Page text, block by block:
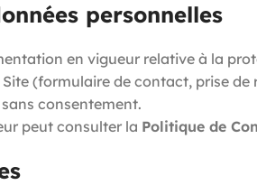
personnelles
en vigueur relative à la
(formulaire de contact, prise
consentement.
peut consulter la Politique de